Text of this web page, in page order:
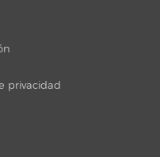
privacidad